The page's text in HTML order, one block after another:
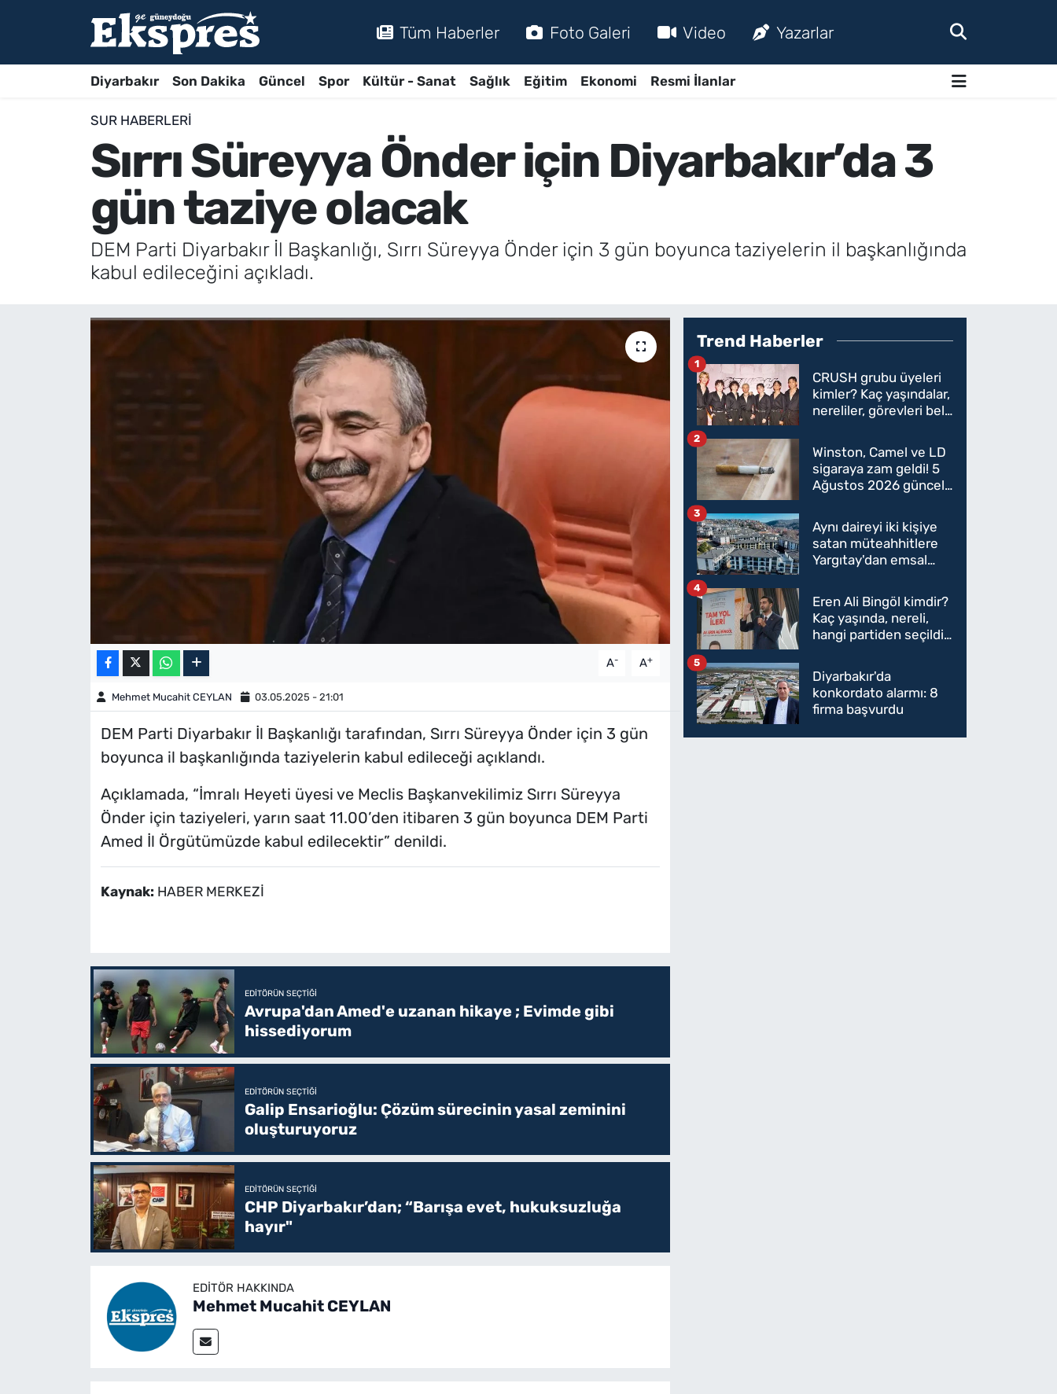
Tüm Haberler Foto Galeri Video Yazarlar
Diyarbakır Son Dakika Güncel Spor Kültür - Sanat Sağlık Eğitim Ekonomi Resmi İlanlar
SUR HABERLERI
Sırrı Süreyya Önder için Diyarbakır’da 3
gün taziye olacak
DEM Parti Diyarbakır İl Başkanlığı, Sırrı Süreyya Önder için 3 gün boyunca taziyelerin il başkanlığında
kabul edileceğini açıkladı.
A- A+
Mehmet Mucahit CEYLAN 03.05.2025 - 21:01
DEM Parti Diyarbakır İl Başkanlığı tarafından, Sırrı Süreyya Önder için 3 gün
boyunca il başkanlığında taziyelerin kabul edileceği açıklandı.
Açıklamada, “İmralı Heyeti üyesi ve Meclis Başkanvekilimiz Sırrı Süreyya
Önder için taziyeleri, yarın saat 11.00’den itibaren 3 gün boyunca DEM Parti
Amed İl Örgütümüzde kabul edilecektir” denildi.
Kaynak: HABER MERKEZİ
EDITÖRÜN SEÇTIĞI
Avrupa'dan Amed'e uzanan hikaye ; Evimde gibi
hissediyorum
EDITÖRÜN SEÇTIĞI
Galip Ensarioğlu: Çözüm sürecinin yasal zeminini
oluşturuyoruz
EDITÖRÜN SEÇTIĞI
CHP Diyarbakır’dan; “Barışa evet, hukuksuzluğa
hayır"
EDITÖR HAKKINDA
Mehmet Mucahit CEYLAN
Trend Haberler
CRUSH grubu üyeleri
kimler? Kaç yaşındalar,
nereliler, görevleri belli
1
Winston, Camel ve LD
sigaraya zam geldi! 5
Ağustos 2026 güncel
oldu
2
Aynı daireyi iki kişiye
satan müteahhitlere
Yargıtay'dan emsal
3
Eren Ali Bingöl kimdir?
Kaç yaşında, nereli,
hangi partiden seçildi?
Parti'ye mi geçecek?
4
Diyarbakır'da
konkordato alarmı: 8
firma başvurdu
5